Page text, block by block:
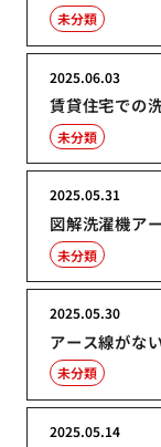
未分類
賃貸住宅での
2025.06.03
未分類
図解洗濯機ア
2025.05.31
未分類
アース線がな
2025.05.30
未分類
2025.05.14